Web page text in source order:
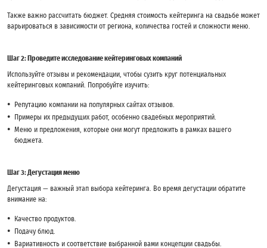
Также важно рассчитать бюджет. Средняя стоимость кейтеринга на свадьбе может
варьироваться в зависимости от региона, количества гостей и сложности меню.
Шаг 2: Проведите исследование кейтеринговых компаний
Используйте отзывы и рекомендации, чтобы сузить круг потенциальных
кейтеринговых компаний. Попробуйте изучить:
Репутацию компании на популярных сайтах отзывов.
Примеры их предыдущих работ, особенно свадебных мероприятий.
Меню и предложения, которые они могут предложить в рамках вашего
бюджета.
Шаг 3: Дегустация меню
Дегустация — важный этап выбора кейтеринга. Во время дегустации обратите
внимание на:
Качество продуктов.
Подачу блюд.
Вариативность и соответствие выбранной вами концепции свадьбы.